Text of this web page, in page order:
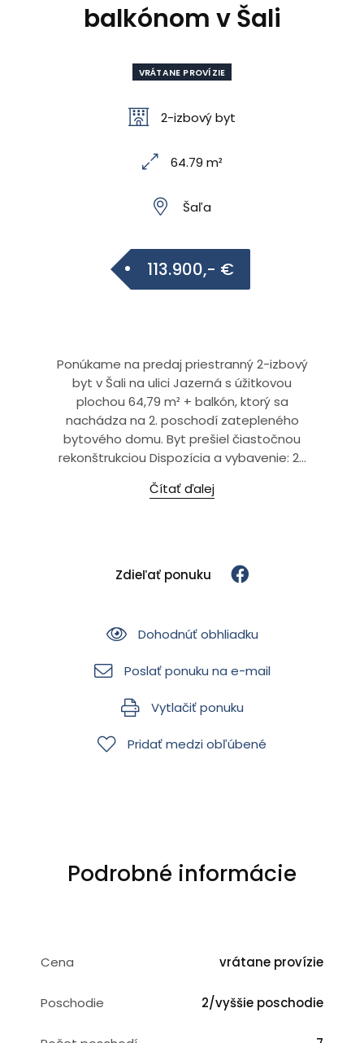
balkónom v Šali
VRÁTANE PROVÍZIE
2-izbový byt
64.79 m²
Šaľa
113.900,- €
Ponúkame na predaj priestranný 2-izbový
byt v Šali na ulici Jazerná s úžitkovou
plochou 64,79 m² + balkón, ktorý sa
nachádza na 2. poschodí zatepleného
bytového domu. Byt prešiel čiastočnou
rekonštrukciou Dispozícia a vybavenie: 2...
Čítať ďalej
Zdieľať ponuku
Dohodnúť obhliadku
Poslať ponuku na e-mail
Vytlačiť ponuku
Pridať medzi obľúbené
Podrobné informácie
Cena vrátane provízie
Poschodie 2/vyššie poschodie